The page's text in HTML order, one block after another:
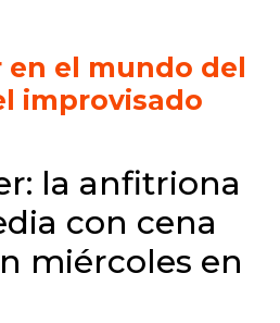
en el mundo del
improvisado
la anfitriona
con cena
miércoles en